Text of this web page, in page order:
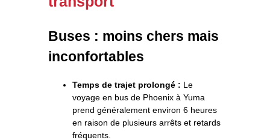
Buses : moins chers mais
inconfortables
Temps de trajet prolongé : Le
voyage en bus de Phoenix à Yuma
prend généralement environ 6 heures
en raison de plusieurs arrêts et retards
fréquents.